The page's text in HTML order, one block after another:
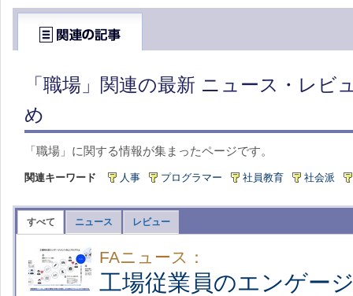
「職場」関連の最新 ニュース・レビ
め
「職場」に関する情報が集まったページです。
関連キーワード 人事 プログラマー 社員教育 社会派
すべて ニュース レビュー
FAニュース：
工場従業員のエンゲー